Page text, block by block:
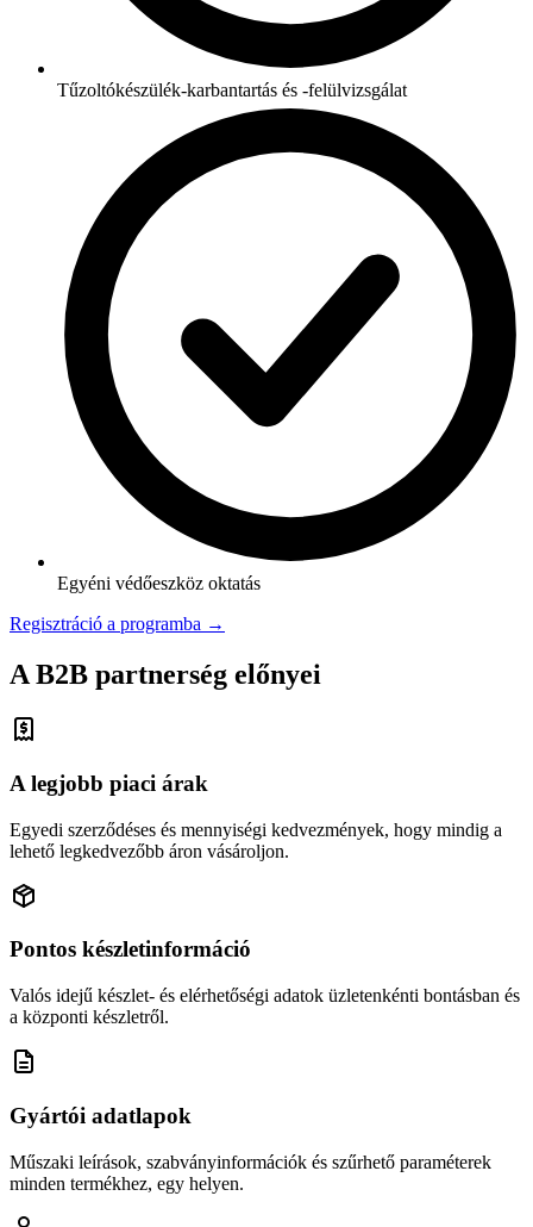
Tűzoltókészülék-karbantartás és -felülvizsgálat
Egyéni védőeszköz oktatás
Regisztráció a programba →
A B2B partnerség előnyei
A legjobb piaci árak
Egyedi szerződéses és mennyiségi kedvezmények, hogy mindig a
lehető legkedvezőbb áron vásároljon.
Pontos készletinformáció
Valós idejű készlet- és elérhetőségi adatok üzletenkénti bontásban és
a központi készletről.
Gyártói adatlapok
Műszaki leírások, szabványinformációk és szűrhető paraméterek
minden termékhez, egy helyen.